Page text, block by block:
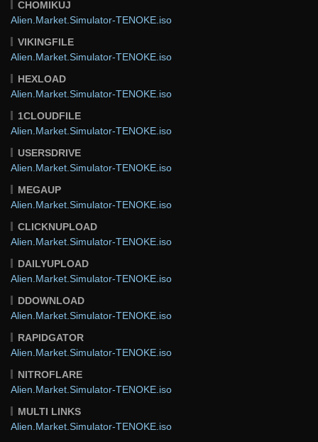
CHOMIKUJ
Alien.Market.Simulator-TENOKE.iso
VIKINGFILE
Alien.Market.Simulator-TENOKE.iso
HEXLOAD
Alien.Market.Simulator-TENOKE.iso
1CLOUDFILE
Alien.Market.Simulator-TENOKE.iso
USERSDRIVE
Alien.Market.Simulator-TENOKE.iso
MEGAUP
Alien.Market.Simulator-TENOKE.iso
CLICKNUPLOAD
Alien.Market.Simulator-TENOKE.iso
DAILYUPLOAD
Alien.Market.Simulator-TENOKE.iso
DDOWNLOAD
Alien.Market.Simulator-TENOKE.iso
RAPIDGATOR
Alien.Market.Simulator-TENOKE.iso
NITROFLARE
Alien.Market.Simulator-TENOKE.iso
MULTI LINKS
Alien.Market.Simulator-TENOKE.iso